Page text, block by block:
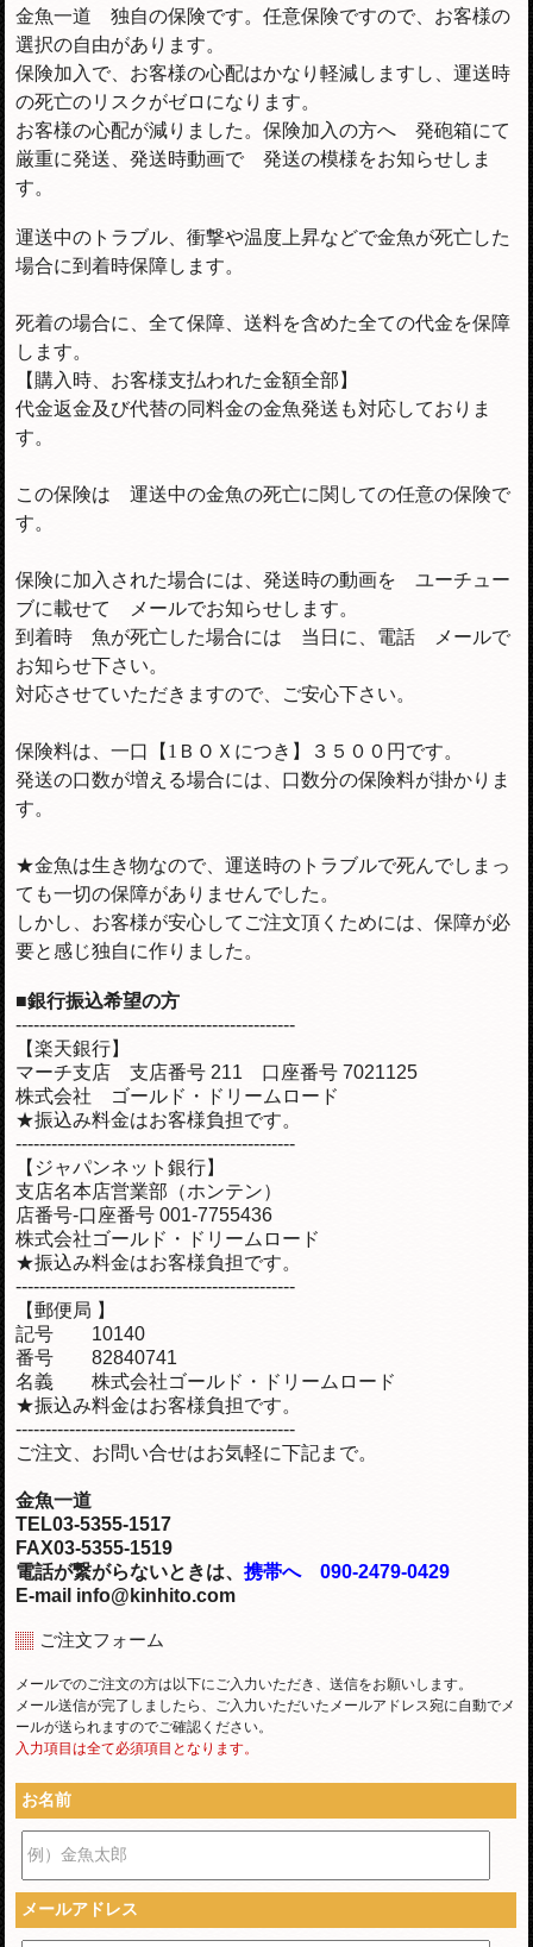
金魚一道 独自の保険です。任意保険ですので、お客様の
選択の自由があります。
保険加入で、お客様の心配はかなり軽減しますし、運送時
の死亡のリスクがゼロになります。
お客様の心配が減りました。保険加入の方へ 発砲箱にて
厳重に発送、発送時動画で 発送の模様をお知らせしま
す。
運送中のトラブル、衝撃や温度上昇などで金魚が死亡した
場合に到着時保障します。
死着の場合に、全て保障、送料を含めた全ての代金を保障
します。
【購入時、お客様支払われた金額全部】
代金返金及び代替の同料金の金魚発送も対応しておりま
す。
この保険は 運送中の金魚の死亡に関しての任意の保険で
す。
保険に加入された場合には、発送時の動画を ユーチュー
ブに載せて メールでお知らせします。
到着時 魚が死亡した場合には 当日に、電話 メールで
お知らせ下さい。
対応させていただきますので、ご安心下さい。
保険料は、一口【1ＢＯＸにつき】３５００円です。
発送の口数が増える場合には、口数分の保険料が掛かりま
す。
★金魚は生き物なので、運送時のトラブルで死んでしまっ
ても一切の保障がありませんでした。
しかし、お客様が安心してご注文頂くためには、保障が必
要と感じ独自に作りました。
■銀行振込希望の方
-----------------------------------------------
【楽天銀行】
マーチ支店 支店番号 211 口座番号 7021125
株式会社 ゴールド・ドリームロード
★振込み料金はお客様負担です。
-----------------------------------------------
【ジャパンネット銀行】
支店名本店営業部（ホンテン）
店番号-口座番号 001-7755436
株式会社ゴールド・ドリームロード
★振込み料金はお客様負担です。
-----------------------------------------------
【郵便局 】
記号 10140
番号 82840741
名義 株式会社ゴールド・ドリームロード
★振込み料金はお客様負担です。
-----------------------------------------------
ご注文、お問い合せはお気軽に下記まで。
金魚一道
TEL03-5355-1517
FAX03-5355-1519
電話が繋がらないときは、携帯へ 090-2479-0429
E-mail info@kinhito.com
ご注文フォーム
メールでのご注文の方は以下にご入力いただき、送信をお願いします。
メール送信が完了しましたら、ご入力いただいたメールアドレス宛に自動でメ
ールが送られますのでご確認ください。
入力項目は全て必須項目となります。
お名前
例）金魚太郎
メールアドレス